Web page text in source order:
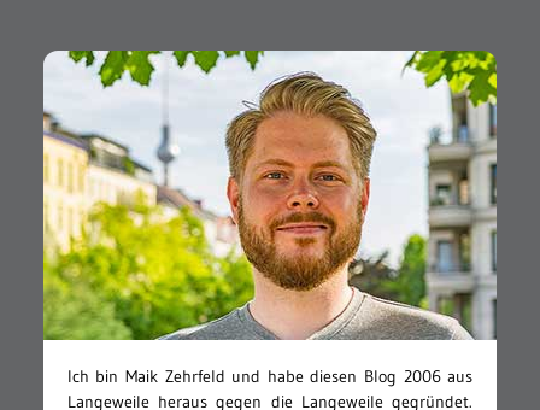
Ich bin Maik Zehrfeld und habe diesen Blog 2006 aus
Langeweile heraus gegen die Langeweile gegründet.